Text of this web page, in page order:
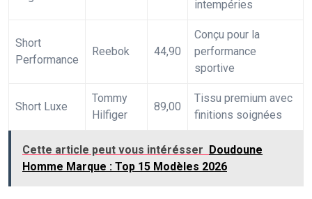
intempéries
Short
Performance
Reebok 44,90
Conçu pour la
performance
sportive
Short Luxe
Tommy
Hilfiger
89,00
Tissu premium avec
finitions soignées
Cette article peut vous intérésser Doudoune
Homme Marque : Top 15 Modèles 2026